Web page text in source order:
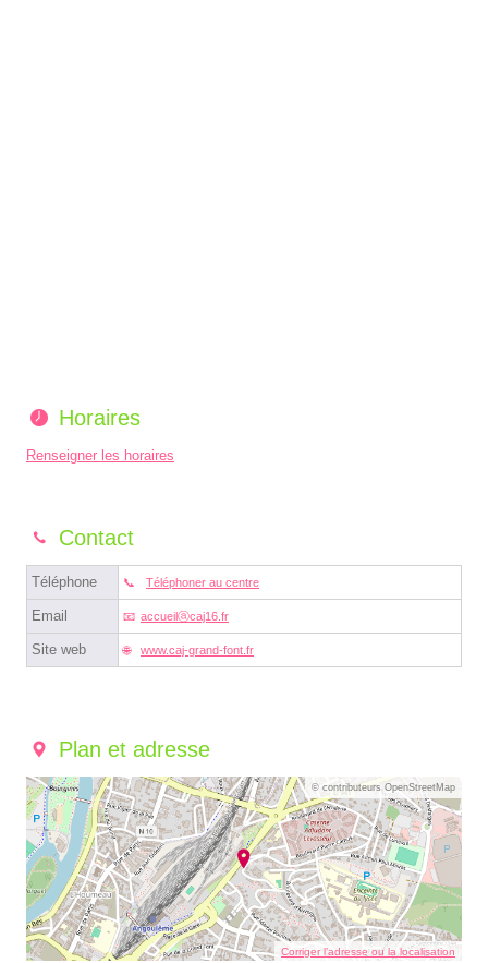
Horaires
Renseigner les horaires
Contact
Téléphone Téléphoner au centre
Email accueilⓐcaj16.fr
Site web www.caj-grand-font.fr
Plan et adresse
© contributeurs OpenStreetMap
Corriger l’adresse ou la localisation